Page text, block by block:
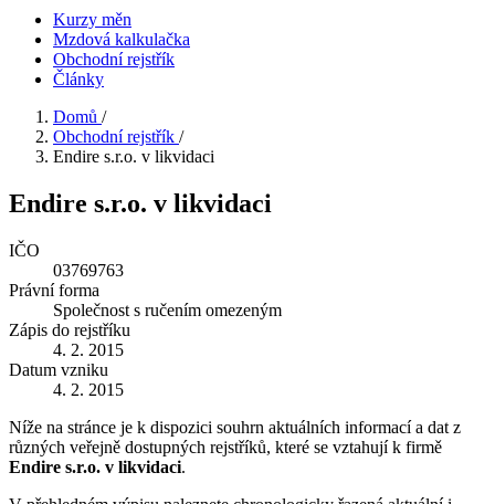
Kurzy měn
Mzdová kalkulačka
Obchodní rejstřík
Články
Domů /
Obchodní rejstřík /
Endire s.r.o. v likvidaci
Endire s.r.o. v likvidaci
IČO
03769763
Právní forma
Společnost s ručením omezeným
Zápis do rejstříku
4. 2. 2015
Datum vzniku
4. 2. 2015
Níže na stránce je k dispozici souhrn aktuálních informací a dat z
různých veřejně dostupných rejstříků, které se vztahují k firmě
Endire s.r.o. v likvidaci.